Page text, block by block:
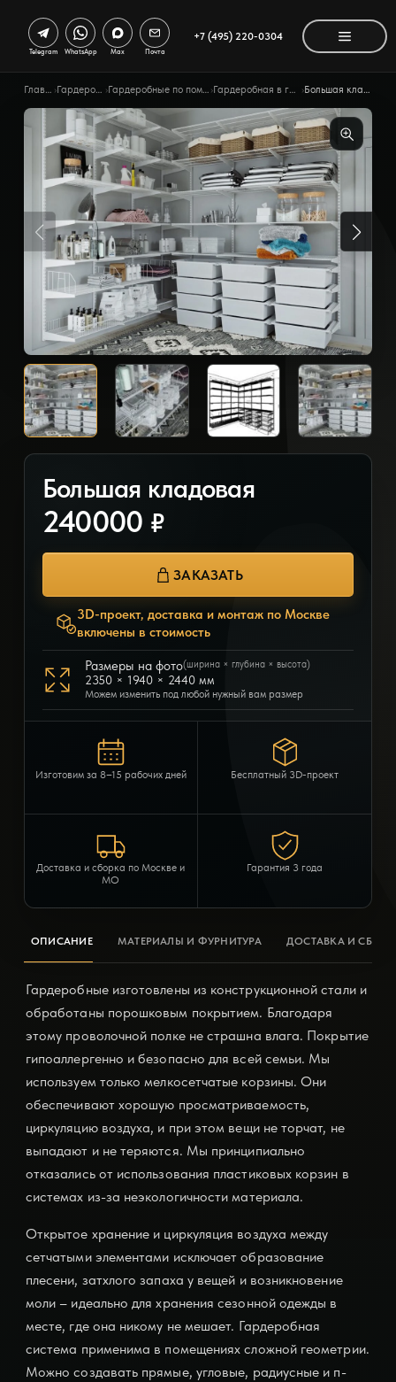
+7 (495) 220-0304
Telegram WhatsApp Max Почта
Главная › Гардеробные › Гардеробные по помещению › Гардеробная в гостиной › Большая кладовая
Большая кладовая
240000 ₽
ЗАКАЗАТЬ
3D-проект, доставка и монтаж по Москве
включены в стоимость
Размеры на фото(ширина × глубина × высота)
2350 × 1940 × 2440 мм
Можем изменить под любой нужный вам размер
Изготовим за 8–15 рабочих дней Бесплатный 3D-проект
Доставка и сборка по Москве и
МО
Гарантия 3 года
ОПИСАНИЕ МАТЕРИАЛЫ И ФУРНИТУРА ДОСТАВКА И
Гардеробные изготовлены из конструкционной стали и
обработаны порошковым покрытием. Благодаря
этому проволочной полке не страшна влага. Покрытие
гипоаллергенно и безопасно для всей семьи. Мы
используем только мелкосетчатые корзины. Они
обеспечивают хорошую просматриваемость,
циркуляцию воздуха, и при этом вещи не торчат, не
выпадают и не теряются. Мы принципиально
отказались от использования пластиковых корзин в
системах из-за неэкологичности материала.
Открытое хранение и циркуляция воздуха между
сетчатыми элементами исключает образование
плесени, затхлого запаха у вещей и возникновение
моли – идеально для хранения сезонной одежды в
месте, где она никому не мешает. Гардеробная
система применима в помещениях сложной геометрии.
Можно создавать прямые, угловые, радиусные и п-